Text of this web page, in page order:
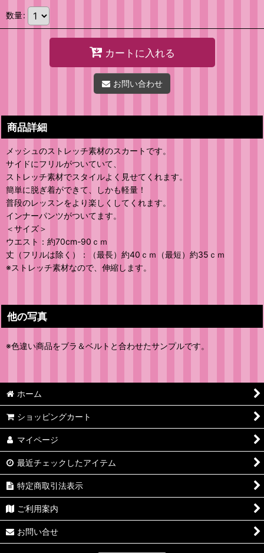
数量:
カートに入れる
お問い合わせ
商品詳細
メッシュのストレッチ素材のスカートです。
サイドにフリルがついていて、
ストレッチ素材でスタイルよく見せてくれます。
簡単に脱ぎ着ができて、しかも軽量！
普段のレッスンをより楽しくしてくれます。
インナーパンツがついてます。
＜サイズ＞
ウエスト：約70cm-90ｃｍ
丈（フリルは除く）：（最長）約40ｃｍ（最短）約35ｃｍ
※ストレッチ素材なので、伸縮します。
他の写真
※色違い商品をブラ＆ベルトと合わせたサンプルです。
ホーム
ショッピングカート
マイページ
最近チェックしたアイテム
特定商取引法表示
ご利用案内
お問い合せ